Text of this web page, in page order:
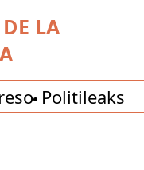
LA
Politileaks